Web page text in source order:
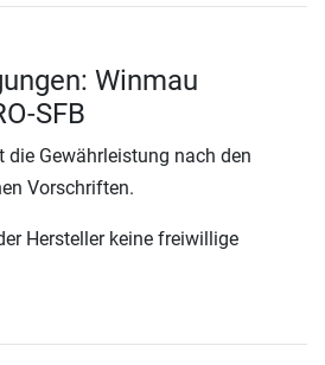
Winmau
SFB
die Gewährleistung nach den
Vorschriften.
Hersteller keine freiwillige